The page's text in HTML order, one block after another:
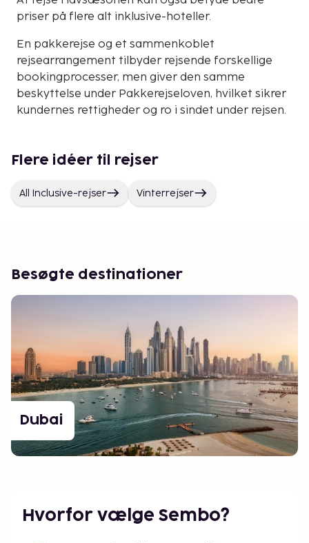
priser på flere alt inklusive-hoteller.
En pakkerejse og et sammenkoblet
rejsearrangement tilbyder rejsende forskellige
bookingprocesser, men giver den samme
beskyttelse under Pakkerejseloven, hvilket sikrer
kundernes rettigheder og ro i sindet under rejsen.
Flere idéer til rejser
All Inclusive-rejser Vinterrejser
Besøgte destinationer
Dubai
Hvorfor vælge Sembo?